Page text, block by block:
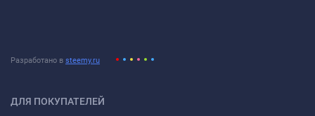
Разработано в steemy.ru
ДЛЯ ПОКУПАТЕЛЕЙ